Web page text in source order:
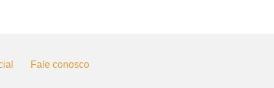
Fale conosco